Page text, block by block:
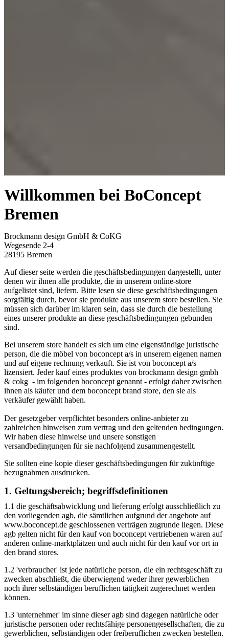
Willkommen bei BoConcept
Bremen
Brockmann design GmbH & CoKG
Wegesende 2-4
28195 Bremen
Auf dieser seite werden die geschäftsbedingungen dargestellt, unter
denen wir ihnen alle produkte, die in unserem online-store
aufgelistet sind, liefern. Bitte lesen sie diese geschäftsbedingungen
sorgfältig durch, bevor sie produkte aus unserem store bestellen. Sie
müssen sich darüber im klaren sein, dass sie durch die bestellung
eines unserer produkte an diese geschäftsbedingungen gebunden
sind.
Bei unserem store handelt es sich um eine eigenständige juristische
person, die die möbel von boconcept a/s in unserem eigenen namen
und auf eigene rechnung verkauft. Sie ist von boconcept a/s
lizensiert. Jeder kauf eines produktes von brockmann design gmbh
& cokg - im folgenden boconcept genannt - erfolgt daher zwischen
ihnen als käufer und dem boconcept brand store, den sie als
verkäufer gewählt haben.
Der gesetzgeber verpflichtet besonders online-anbieter zu
zahlreichen hinweisen zum vertrag und den geltenden bedingungen.
Wir haben diese hinweise und unsere sonstigen
versandbedingungen für sie nachfolgend zusammengestellt.
Sie sollten eine kopie dieser geschäftsbedingungen für zukünftige
bezugnahmen ausdrucken.
1. Geltungsbereich; begriffsdefinitionen
1.1 die geschäftsabwicklung und lieferung erfolgt ausschließlich zu
den vorliegenden agb, die sämtlichen aufgrund der angebote auf
www.boconcept.de geschlossenen verträgen zugrunde liegen. Diese
agb gelten nicht für den kauf von boconcept vertriebenen waren auf
anderen online-marktplätzen und auch nicht für den kauf vor ort in
den brand stores.
1.2 'verbraucher' ist jede natürliche person, die ein rechtsgeschäft zu
zwecken abschließt, die überwiegend weder ihrer gewerblichen
noch ihrer selbständigen beruflichen tätigkeit zugerechnet werden
können.
1.3 'unternehmer' im sinne dieser agb sind dagegen natürliche oder
juristische personen oder rechtsfähige personengesellschaften, die zu
gewerblichen, selbständigen oder freiberuflichen zwecken bestellen.